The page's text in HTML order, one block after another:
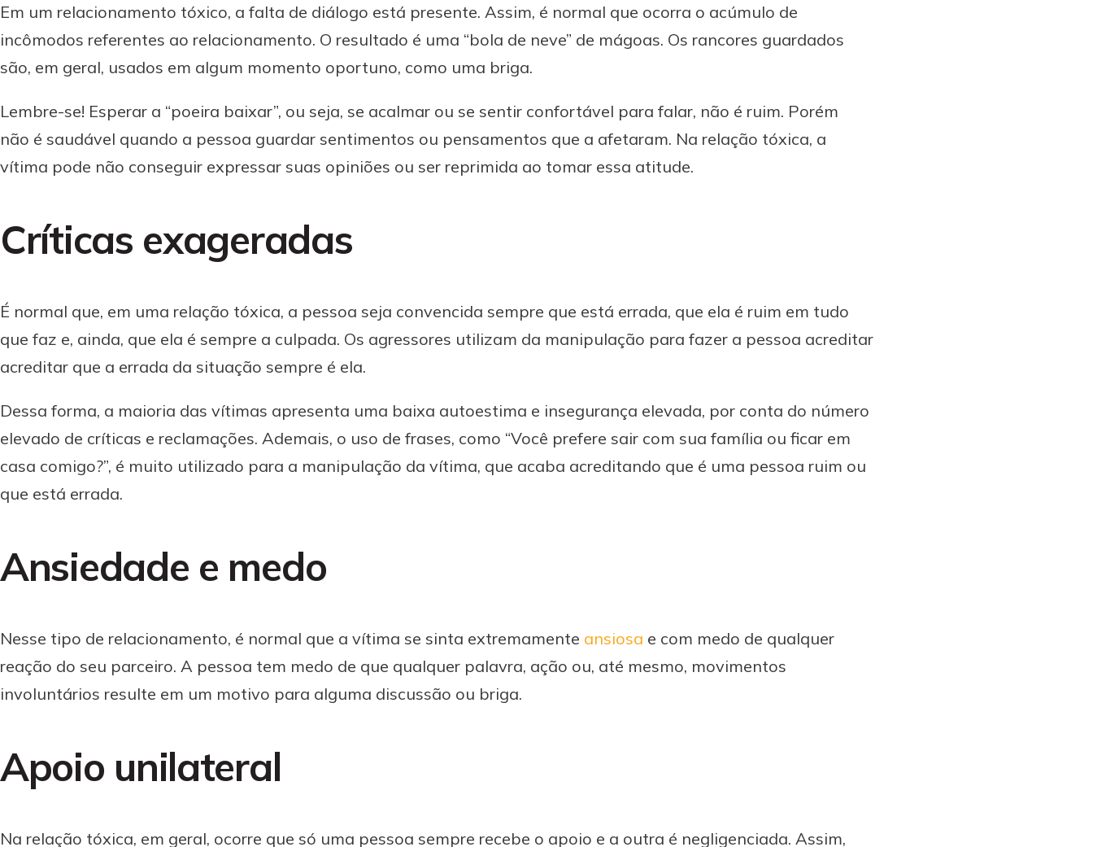
Em um relacionamento tóxico, a falta de diálogo está presente. Assim, é normal que ocorra o acúmulo de
incômodos referentes ao relacionamento. O resultado é uma “bola de neve” de mágoas. Os rancores guardados
são, em geral, usados em algum momento oportuno, como uma briga.
Lembre-se! Esperar a “poeira baixar”, ou seja, se acalmar ou se sentir confortável para falar, não é ruim. Porém
não é saudável quando a pessoa guardar sentimentos ou pensamentos que a afetaram. Na relação tóxica, a
vítima pode não conseguir expressar suas opiniões ou ser reprimida ao tomar essa atitude.
Críticas exageradas
É normal que, em uma relação tóxica, a pessoa seja convencida sempre que está errada, que ela é ruim em tudo
que faz e, ainda, que ela é sempre a culpada. Os agressores utilizam da manipulação para fazer a pessoa acreditar
acreditar que a errada da situação sempre é ela.
Dessa forma, a maioria das vítimas apresenta uma baixa autoestima e insegurança elevada, por conta do número
elevado de críticas e reclamações. Ademais, o uso de frases, como “Você prefere sair com sua família ou ficar em
casa comigo?”, é muito utilizado para a manipulação da vítima, que acaba acreditando que é uma pessoa ruim ou
que está errada.
Ansiedade e medo
Nesse tipo de relacionamento, é normal que a vítima se sinta extremamente ansiosa e com medo de qualquer
reação do seu parceiro. A pessoa tem medo de que qualquer palavra, ação ou, até mesmo, movimentos
involuntários resulte em um motivo para alguma discussão ou briga.
Apoio unilateral
Na relação tóxica, em geral, ocorre que só uma pessoa sempre recebe o apoio e a outra é negligenciada. Assim,